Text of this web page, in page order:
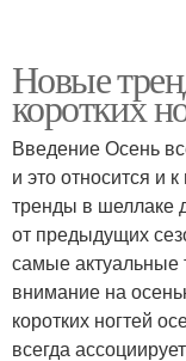
Новые
коротких
Введение Осень
и это относится и
тренды в шеллаке
от предыдущих
самые актуальные
внимание на
коротких ногтей
всегда